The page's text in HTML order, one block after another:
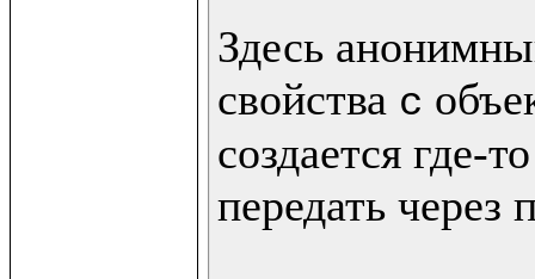
Здесь
свойства c
создается где-
передать